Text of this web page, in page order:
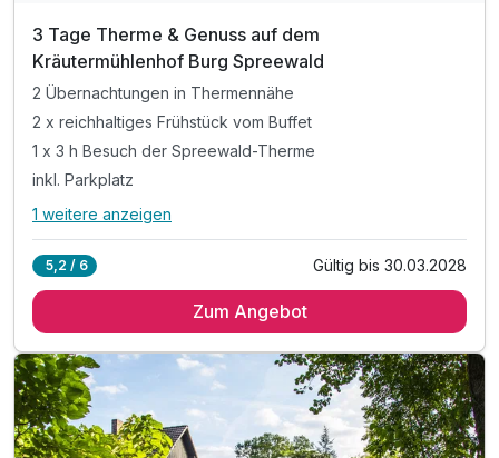
3 Tage Therme & Genuss auf dem
Kräutermühlenhof Burg Spreewald
2 Übernachtungen in Thermennähe
2 x reichhaltiges Frühstück vom Buffet
1 x 3 h Besuch der Spreewald-Therme
inkl. Parkplatz
Alle Inklusivleistungen
2 x reichhaltiges Frühstück vom Buffet
inkl. Parkplatz
inkl. W-LAN
1 weitere anzeigen
5,2 / 6 Gültig bis 30.03.2028
Zum Angebot